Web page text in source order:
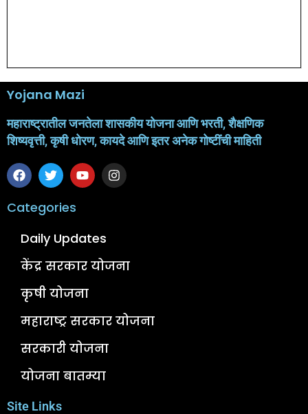
Yojana Mazi
महाराष्ट्रातील जनतेला शासकीय योजना आणि भरती, शैक्षणिक
शिष्यवृत्ती, कृषी धोरण, कायदे आणि इतर अनेक गोष्टींची माहिती
Categories
Daily Updates
केंद्र सरकार योजना
कृषी योजना
महाराष्ट्र सरकार योजना
सरकारी योजना
योजना बातम्या
Site Links